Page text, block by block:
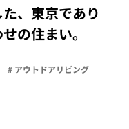
、東京であり
の住まい。
# アウトドアリビング